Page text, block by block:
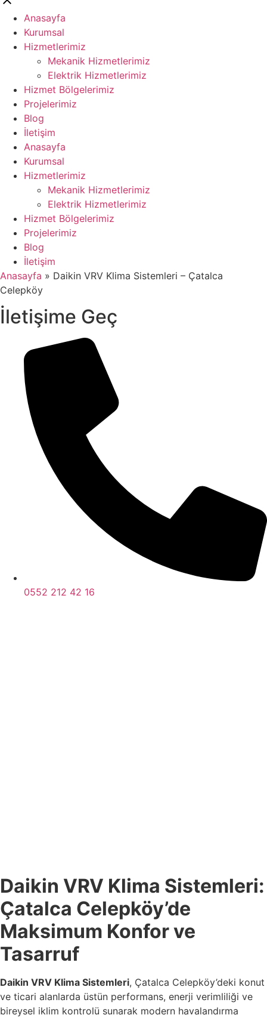
Anasayfa
Kurumsal
Hizmetlerimiz
Mekanik Hizmetlerimiz
Elektrik Hizmetlerimiz
Hizmet Bölgelerimiz
Projelerimiz
Blog
İletişim
Anasayfa
Kurumsal
Hizmetlerimiz
Mekanik Hizmetlerimiz
Elektrik Hizmetlerimiz
Hizmet Bölgelerimiz
Projelerimiz
Blog
İletişim
Anasayfa » Daikin VRV Klima Sistemleri – Çatalca
Celepköy
İletişime Geç
0552 212 42 16
Daikin VRV Klima Sistemleri:
Çatalca Celepköy’de
Maksimum Konfor ve
Tasarruf
Daikin VRV Klima Sistemleri, Çatalca Celepköy’deki konut
ve ticari alanlarda üstün performans, enerji verimliliği ve
bireysel iklim kontrolü sunarak modern havalandırma